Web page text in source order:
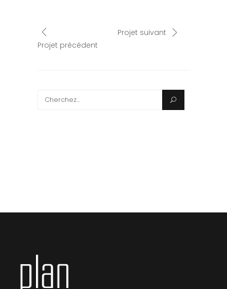
Projet précédent
Projet suivant
Search